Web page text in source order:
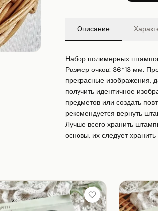
Описание
Набор полимерных
Размер очков: 36*13 мм.
прекрасные изображения,
получить идентичное
предметов или создать
рекомендуется вернуть
Лучше всего хранить
основы, их следует